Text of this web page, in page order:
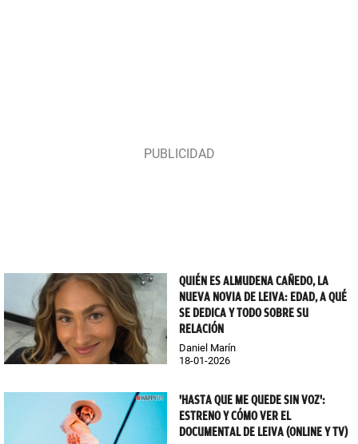
QUIÉN ES ALMUDENA CAÑEDO, LA
NUEVA NOVIA DE LEIVA: EDAD, A QUÉ
SE DEDICA Y TODO SOBRE SU
RELACIÓN
Daniel Marín
18-01-2026
'HASTA QUE ME QUEDE SIN VOZ':
ESTRENO Y CÓMO VER EL
DOCUMENTAL DE LEIVA (ONLINE Y TV)